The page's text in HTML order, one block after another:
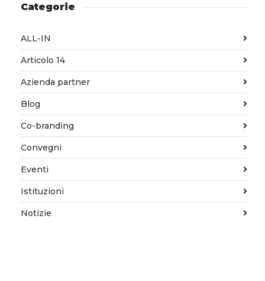
Categorie
ALL-IN
Articolo 14
Azienda partner
Blog
Co-branding
Convegni
Eventi
Istituzioni
Notizie